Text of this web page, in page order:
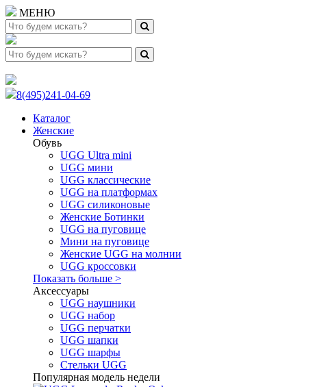
МЕНЮ
8(495)241-04-69
Каталог
Женские
Обувь
UGG Ultra mini
UGG мини
UGG классические
UGG на платформах
UGG силиконовые
Женские Ботинки
UGG на пуговице
Мини на пуговице
Женские UGG на молнии
UGG кроссовки
Показать больше >
Аксессуары
UGG наушники
UGG набор
UGG перчатки
UGG шапки
UGG шарфы
Стельки UGG
Популярная модель недели